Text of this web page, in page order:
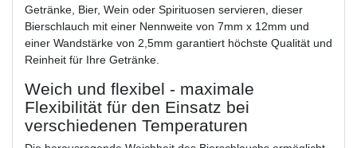
Getränke, Bier, Wein oder Spirituosen servieren, dieser
Bierschlauch mit einer Nennweite von 7mm x 12mm und
einer Wandstärke von 2,5mm garantiert höchste Qualität und
Reinheit für Ihre Getränke.
Weich und flexibel - maximale
Flexibilität für den Einsatz bei
verschiedenen Temperaturen